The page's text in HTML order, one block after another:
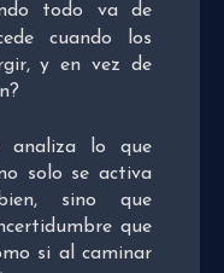
todo va de
cuando los
y en vez de
analiza lo que
solo se activa
sino que
que
si al caminar